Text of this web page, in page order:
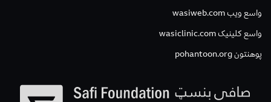
واسع ویب wasiweb.com
واسع کلینیک wasiclinic.com
پوهنتون pohantoon.org